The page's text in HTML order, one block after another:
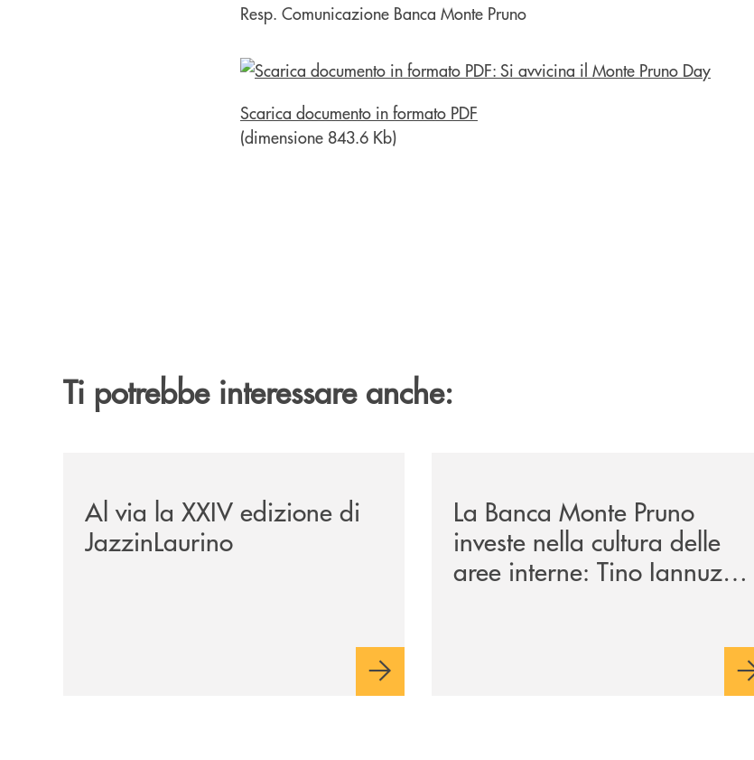
Resp. Comunicazione Banca Monte Pruno
Scarica documento in formato PDF
(dimensione 843.6 Kb)
Ti potrebbe interessare anche:
Al via la XXIV edizione di
JazzinLaurino
La Banca Monte Pruno
investe nella cultura delle
aree interne: Tino Iannuzzi